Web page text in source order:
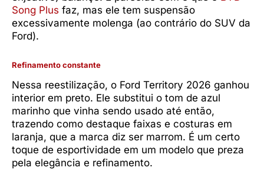
Song Plus faz, mas ele tem suspensão
excessivamente molenga (ao contrário do SUV da
Ford).
Refinamento constante
Nessa reestilização, o Ford Territory 2026 ganhou
interior em preto. Ele substitui o tom de azul
marinho que vinha sendo usado até então,
trazendo como destaque faixas e costuras em
laranja, que a marca diz ser marrom. É um certo
toque de esportividade em um modelo que preza
pela elegância e refinamento.